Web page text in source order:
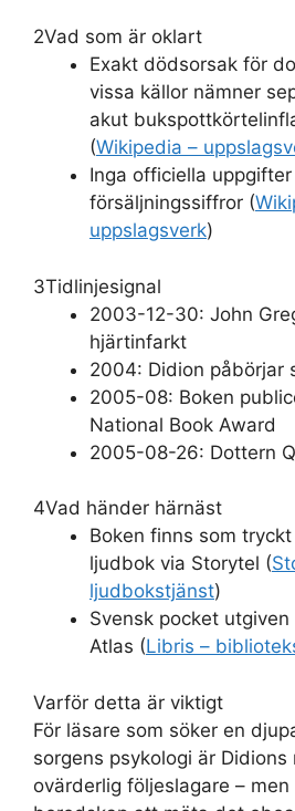
2Vad som är oklart
Exakt dödsorsak för
vissa källor nämner
akut
(Wikipedia –
Inga officiella
försäljningssiffror (
uppslagsverk)
3Tidlinjesignal
2003-12-30: John
hjärtinfarkt
2004: Didion påbörjar
2005-08: Boken
National Book Award
2005-08-26: Dottern
4Vad händer härnäst
Boken finns som
ljudbok via Storytel (
ljudbokstjänst)
Svensk pocket
Atlas (Libris –
Varför detta är viktigt
För läsare som söker en
sorgens psykologi är Didions
ovärderlig följeslagare –